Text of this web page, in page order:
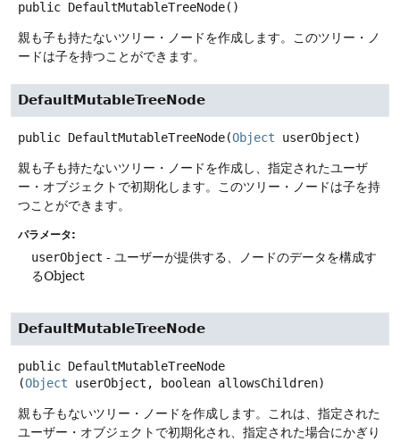
public DefaultMutableTreeNode()
親も子も持たないツリー・ノードを作成します。このツリー・ノ
ードは子を持つことができます。
DefaultMutableTreeNode
public DefaultMutableTreeNode(Object userObject)
親も子も持たないツリー・ノードを作成し、指定されたユーザ
ー・オブジェクトで初期化します。このツリー・ノードは子を持
つことができます。
パラメータ:
userObject - ユーザーが提供する、ノードのデータを構成す
るObject
DefaultMutableTreeNode
public DefaultMutableTreeNode
(Object userObject, boolean allowsChildren)
親も子もないツリー・ノードを作成します。これは、指定された
ユーザー・オブジェクトで初期化され、指定された場合にかぎり